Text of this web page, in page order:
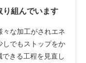
組んでいます
々な加工がされエネ
しでもストップをか
きる工程を見直し